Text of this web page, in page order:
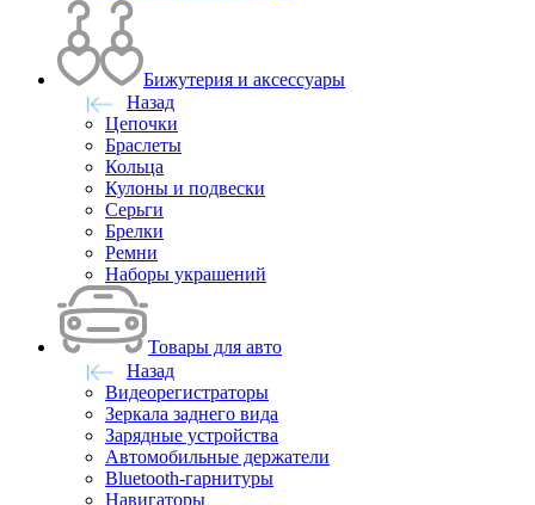
Бижутерия и аксессуары
Назад
Цепочки
Браслеты
Кольца
Кулоны и подвески
Серьги
Брелки
Ремни
Наборы украшений
Товары для авто
Назад
Видеорегистраторы
Зеркала заднего вида
Зарядные устройства
Автомобильные держатели
Bluetooth-гарнитуры
Навигаторы